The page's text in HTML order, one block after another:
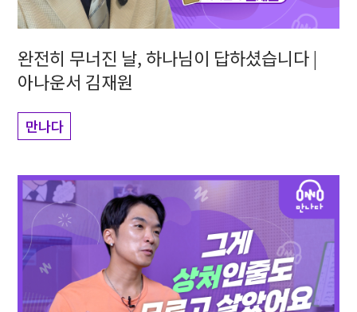
완전히 무너진 날, 하나님이 답하셨습니다 |
아나운서 김재원
만나다